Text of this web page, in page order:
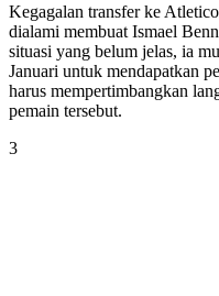
Kegagalan transfer ke
dialami membuat Ismael
situasi yang belum jelas, ia
Januari untuk mendapatkan
harus mempertimbangkan
pemain tersebut.
3